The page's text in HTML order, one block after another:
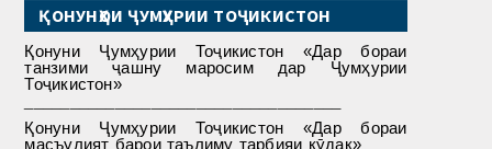
ҚОНУНҲОИ ҶУМҲУРИИ ТОҶИКИСТОН
Қонуни Ҷумҳурии Тоҷикистон «Дар бораи
танзими ҷашну маросим дар Ҷумҳурии
Тоҷикистон»
Қонуни Ҷумҳурии Тоҷикистон «Дар бораи
масъулият барои таълиму тарбияи кӯдак»